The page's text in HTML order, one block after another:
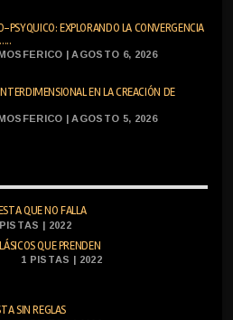
EXPLORANDO LA CONVERGENCIA
| AGOSTO 6, 2026
EN LA CREACIÓN DE
| AGOSTO 5, 2026
QUE NO FALLA
| 2022
QUE PRENDEN
1 PISTAS | 2022
SIN REGLAS